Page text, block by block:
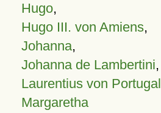
Hugo,
Hugo III. von Amiens,
Johanna,
Johanna de Lambertini,
Laurentius von Portugal
Margaretha